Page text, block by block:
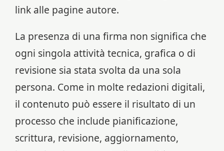
link alle pagine autore.
La presenza di una firma non significa che
ogni singola attività tecnica, grafica o di
revisione sia stata svolta da una sola
persona. Come in molte redazioni digitali,
il contenuto può essere il risultato di un
processo che include pianificazione,
scrittura, revisione, aggiornamento,